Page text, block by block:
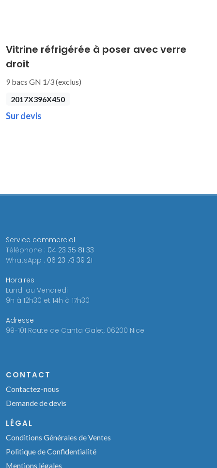
Vitrine réfrigérée à poser avec verre
droit
9 bacs GN 1/3 (exclus)
2017X396X450
Sur devis
Service commercial
Téléphone : 04 23 35 81 33
WhatsApp : 06 23 73 39 21
Horaires
Lundi au Vendredi
9h à 12h30 et 14h à 17h30
Adresse
99-101 Route de Canta Galet, 06200 Nice
CONTACT
Contactez-nous
Demande de devis
LÉGAL
Conditions Générales de Ventes
Politique de Confidentialité
Mentions légales